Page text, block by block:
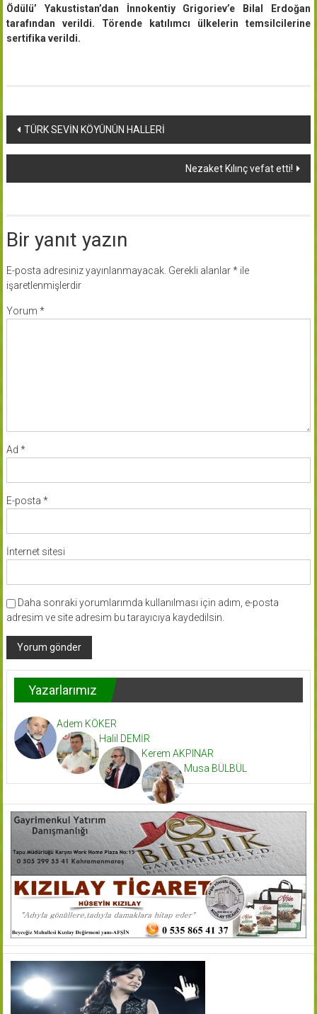
Ödülü’ Yakustistan’dan İnnokentiy Grigoriev’e Bilal Erdoğan
tarafından verildi. Törende katılımcı ülkelerin temsilcilerine
sertifika verildi.
Yazı
dolaşımı
TÜRK SEVİN KÖYÜNÜN HALLERİ
Nezaket Kılınç vefat etti!
Bir yanıt yazın
E-posta adresiniz yayınlanmayacak. Gerekli alanlar*ile
işaretlenmişlerdir
Yorum *
Ad *
E-posta *
İnternet sitesi
Daha sonraki yorumlarımda kullanılması için adım, e-posta
adresim ve site adresim bu tarayıcıya kaydedilsin.
Yazarlarımız
Adem KÖKER
Halil DEMİR
Kerem AKPINAR
Musa BÜLBÜL